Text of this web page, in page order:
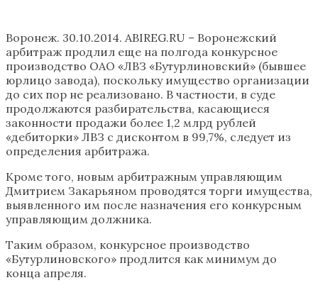
Воронеж. 30.10.2014. ABIREG.RU – Воронежский
арбитраж продлил еще на полгода конкурсное
производство ОАО «ЛВЗ «Бутурлиновский» (бывшее
юрлицо завода), поскольку имущество организации
до сих пор не реализовано. В частности, в суде
продолжаются разбирательства, касающиеся
законности продажи более 1,2 млрд рублей
«дебиторки» ЛВЗ с дисконтом в 99,7%, следует из
определения арбитража.
Кроме того, новым арбитражным управляющим
Дмитрием Закарьяном проводятся торги имущества,
выявленного им после назначения его конкурсным
управляющим должника.
Таким образом, конкурсное производство
«Бутурлиновского» продлится как минимум до
конца апреля.